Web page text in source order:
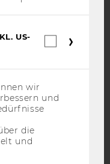
Blog
Bluesky
US-
wir
und
die
und